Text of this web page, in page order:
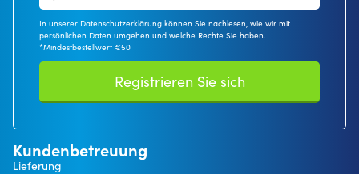
In unserer Datenschutzerklärung können Sie nachlesen, wie wir mit
persönlichen Daten umgehen und welche Rechte Sie haben.
*Mindestbestellwert €50
Registrieren Sie sich
Kundenbetreuung
Lieferung